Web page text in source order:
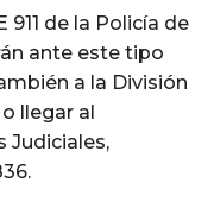
911 de la Policía de
ante este tipo
a la División
llegar al
Judiciales,